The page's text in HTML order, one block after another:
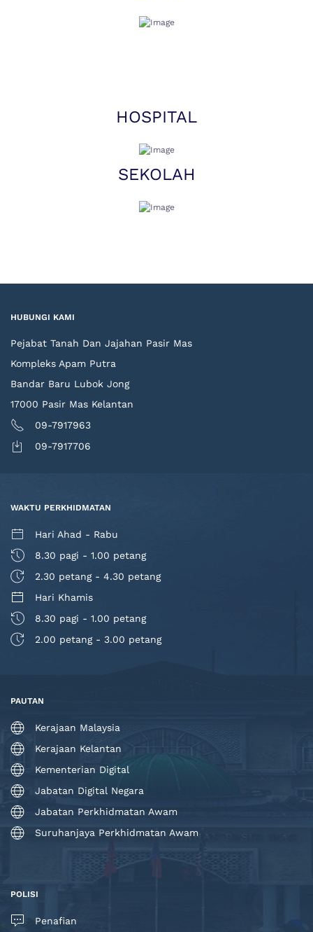
HOSPITAL
SEKOLAH
HUBUNGI KAMI
Pejabat Tanah Dan Jajahan Pasir Mas
Kompleks Apam Putra
Bandar Baru Lubok Jong
17000 Pasir Mas Kelantan
09-7917963
09-7917706
WAKTU PERKHIDMATAN
Hari Ahad - Rabu
8.30 pagi - 1.00 petang
2.30 petang - 4.30 petang
Hari Khamis
8.30 pagi - 1.00 petang
2.00 petang - 3.00 petang
PAUTAN
Kerajaan Malaysia
Kerajaan Kelantan
Kementerian Digital
Jabatan Digital Negara
Jabatan Perkhidmatan Awam
Suruhanjaya Perkhidmatan Awam
POLISI
Penafian